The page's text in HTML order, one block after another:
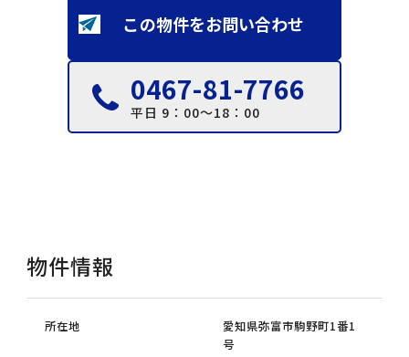
この物件をお問い合わせ
0467-81-7766
平日 9：00～18：00
物件情報
所在地
愛知県弥富市駒野町1番1
号